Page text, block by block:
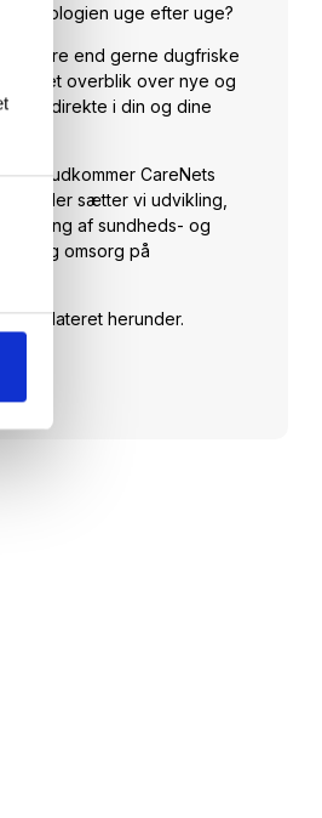
uge efter uge?
hellere end gerne dugfriske
et overblik over nye og
direkte i din og dine
udkommer CareNets
Her sætter vi udvikling,
af sundheds- og
og omsorg på
opdateret herunder.